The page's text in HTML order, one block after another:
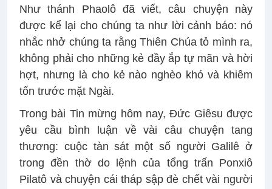
Như thánh Phaolô đã viết, câu chuyện này
được kể lại cho chúng ta như lời cảnh báo: nó
nhắc nhở chúng ta rằng Thiên Chúa tỏ mình ra,
không phải cho những kẻ đầy ắp tự mãn và hời
hợt, nhưng là cho kẻ nào nghèo khó và khiêm
tốn trước mặt Ngài.
Trong bài Tin mừng hôm nay, Đức Giêsu được
yêu cầu bình luận về vài câu chuyện tang
thương: cuộc tàn sát một số người Galilê ở
trong đền thờ do lệnh của tổng trấn Ponxiô
Pilatô và chuyện cái tháp sập đè chết vài người